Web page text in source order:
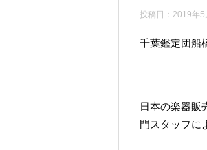
投稿日： 2019年5
千葉鑑定団船
日本の楽器
門スタッフに